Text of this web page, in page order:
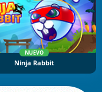
NUEVO
Ninja Rabbit